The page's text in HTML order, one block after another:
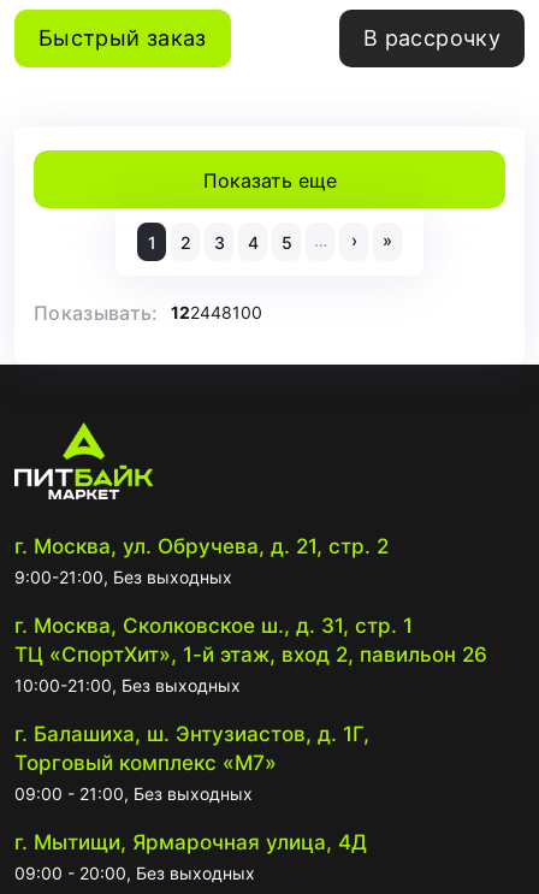
Быстрый заказ В рассрочку
Показать еще
1 2 3 4 5 … › »
Показывать: 122448100
г. Москва, ул. Обручева, д. 21, стр. 2
9:00-21:00, Без выходных
г. Москва, Сколковское ш., д. 31, стр. 1
ТЦ «СпортХит», 1-й этаж, вход 2, павильон 26
10:00-21:00, Без выходных
г. Балашиха, ш. Энтузиастов, д. 1Г,
Торговый комплекс «М7»
09:00 - 21:00, Без выходных
г. Мытищи, Ярмарочная улица, 4Д
09:00 - 20:00, Без выходных